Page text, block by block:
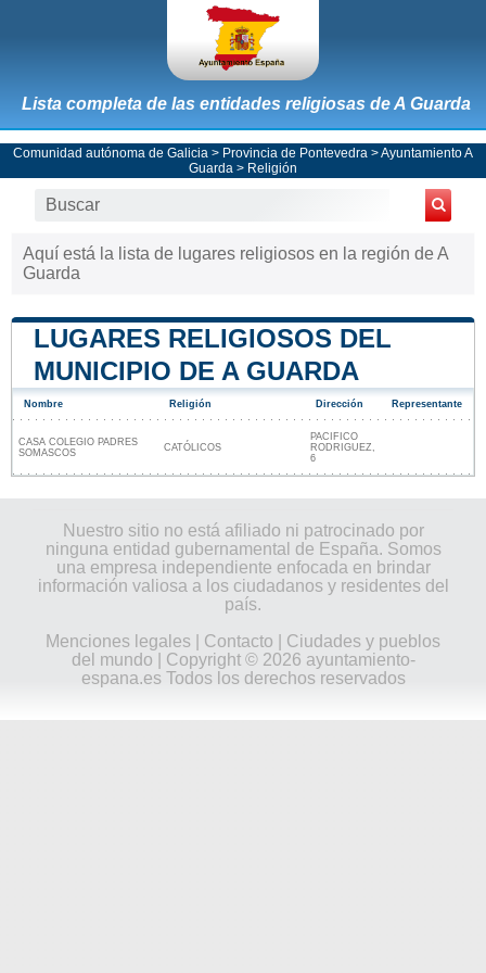
Lista completa de las entidades religiosas de A Guarda
Comunidad autónoma de Galicia > Provincia de Pontevedra >Ayuntamiento A
Guarda > Religión
Aquí está la lista de lugares religiosos en la región de A
Guarda
LUGARES RELIGIOSOS DEL
MUNICIPIO DE A GUARDA
Nombre Religión Dirección Representante
CASA COLEGIO PADRES
SOMASCOS
CATÓLICOS
PACIFICO
RODRIGUEZ,
6
Nuestro sitio no está afiliado ni patrocinado por
ninguna entidad gubernamental de España. Somos
una empresa independiente enfocada en brindar
información valiosa a los ciudadanos y residentes del
país.
Menciones legales
Contacto
Ciudades y pueblos
del mundo | Copyright © 2026 ayuntamiento-
espana.es Todos los derechos reservados